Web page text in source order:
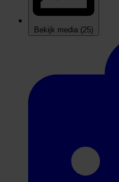
Bekijk media (25)